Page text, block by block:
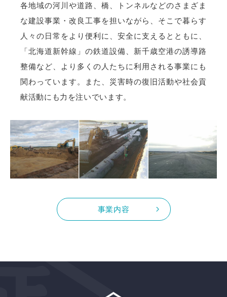
各地域の河川や道路、橋、トンネルなどのさまざま
な建設事業・改良工事を担いながら、そこで暮らす
人々の日常をより便利に、安全に支えるとともに、
「北海道新幹線」の鉄道設備、新千歳空港の誘導路
整備など、より多くの人たちに利用される事業にも
関わっています。また、災害時の復旧活動や社会貢
献活動にも力を注いでいます。
事業内容